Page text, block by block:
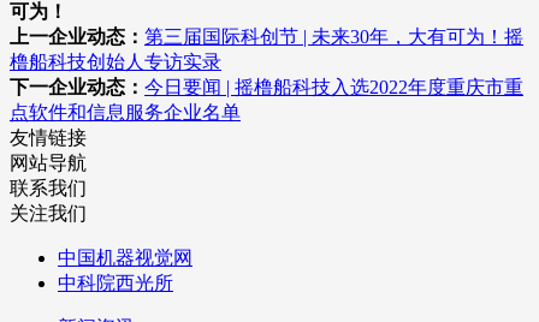
可为！
上一企业动态： 第三届国际科创节 | 未来30年，大有可为！摇
橹船科技创始人专访实录
下一企业动态： 今日要闻 | 摇橹船科技入选2022年度重庆市重
点软件和信息服务企业名单
友情链接
网站导航
联系我们
关注我们
中国机器视觉网
中科院西光所